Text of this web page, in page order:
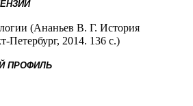
(Ананьев В. Г. История
Петербург, 2014. 136 с.)
ПРОФИЛЬ